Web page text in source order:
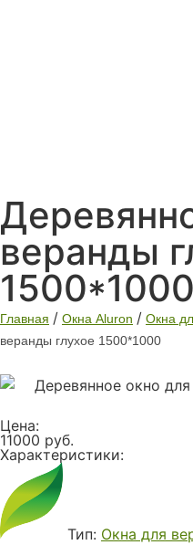
веранды
1500*1000
Главная / Окна Aluron / Окна
веранды глухое 1500*1000
Цена:
11000 руб.
Характеристики:
Тип: Окна для